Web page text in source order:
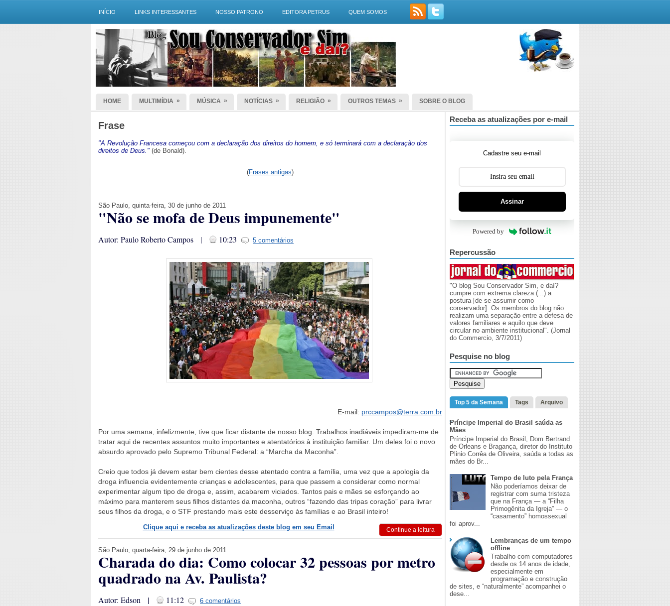
INÍCIO LINKS INTERESSANTES NOSSO PATRONO EDITORA PETRUS QUEM SOMOS
HOME MULTIMÍDIA » MÚSICA » NOTÍCIAS » RELIGIÃO » OUTROS TEMAS » SOBRE O BLOG
Frase
"A Revolução Francesa começou com a declaração dos direitos do homem, e só terminará com a declaração dos
direitos de Deus." (de Bonald).
(Frases antigas)
São Paulo, quinta-feira, 30 de junho de 2011
"Não se mofa de Deus impunemente"
Autor: Paulo Roberto Campos | 10:23 5 comentários
E-mail: prccampos@terra.com.br
Por uma semana, infelizmente, tive que ficar distante de nosso blog. Trabalhos inadiáveis impediram-me de
tratar aqui de recentes assuntos muito importantes e atentatórios à instituição familiar. Um deles foi o novo
absurdo aprovado pelo Supremo Tribunal Federal: a “Marcha da Maconha”.
Creio que todos já devem estar bem cientes desse atentado contra a família, uma vez que a apologia da
droga influencia evidentemente crianças e adolescentes, para que passem a considerar como normal
experimentar algum tipo de droga e, assim, acabarem viciados. Tantos pais e mães se esforçando ao
máximo para manterem seus filhos distantes da maconha, outros “fazendo das tripas coração” para livrar
seus filhos da droga, e o STF prestando mais este desserviço às famílias e ao Brasil inteiro!
Continue a leitura
Clique aqui e receba as atualizações deste blog em seu Email
São Paulo, quarta-feira, 29 de junho de 2011
Charada do dia: Como colocar 32 pessoas por metro
quadrado na Av. Paulista?
Autor: Edson | 11:12 6 comentários
Receba as atualizações por e-mail
Cadastre seu e-mail
Assinar
Powered by
Repercussão
"O blog Sou Conservador Sim, e daí?
cumpre com extrema clareza (...) a
postura [de se assumir como
conservador]. Os membros do blog não
realizam uma separação entre a defesa de
valores familiares e aquilo que deve
circular no ambiente institucional". (Jornal
do Commercio, 3/7/2011)
Pesquise no blog
Top 5 da Semana Tags Arquivo
Príncipe Imperial do Brasil saúda as
Mães
Príncipe Imperial do Brasil, Dom Bertrand
de Orleans e Bragança, diretor do Instituto
Plinio Corrêa de Oliveira, saúda a todas as
mães do Br...
Tempo de luto pela França
Não poderíamos deixar de
registrar com suma tristeza
que na França — a “Filha
Primogênita da Igreja” — o
“casamento” homossexual
foi aprov...
Lembranças de um tempo
offline
Trabalho com computadores
desde os 14 anos de idade,
especialmente em
programação e construção
de sites, e “naturalmente” acompanhei o
dese...